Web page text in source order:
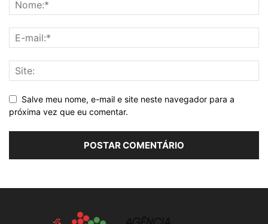
Salve meu nome, e-mail e site neste navegador para a
próxima vez que eu comentar.